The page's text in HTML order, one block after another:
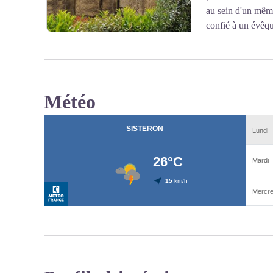
décide de consolider ce qui reste des fortifications. Il
Erard, ingénieur militaire qui établira deux enceintes
celle au sud, en ajoutant des ouvrages bastionnés
XIV, après l’invasion de la vallée par Victor-Amédée
Informations et visite de la citadelle
au sein d'un
confié à un
Météo